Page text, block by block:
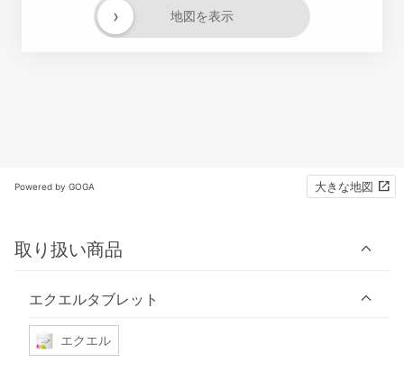
地図を表示
›
Powered by GOGA 大きな地図
取り扱い商品
エクエルタブレット
エクエル